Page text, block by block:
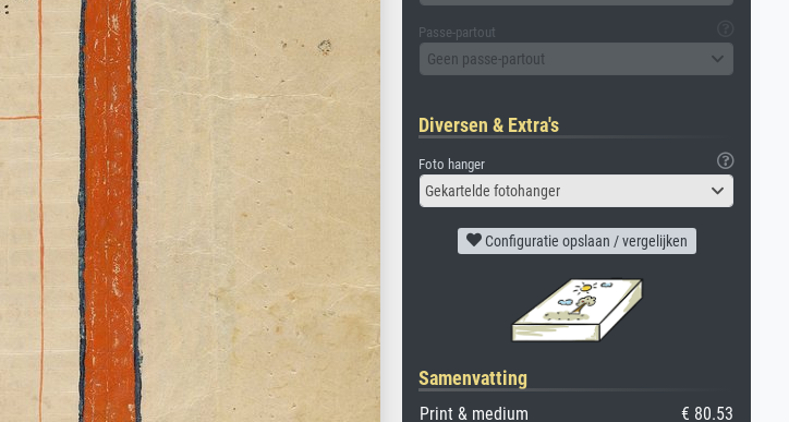
Passe-partout
Geen passe-partout
Diversen & Extra's
Foto hanger
Gekartelde fotohanger
Configuratie opslaan / vergelijken
Samenvatting
Print & medium
€ 80.53